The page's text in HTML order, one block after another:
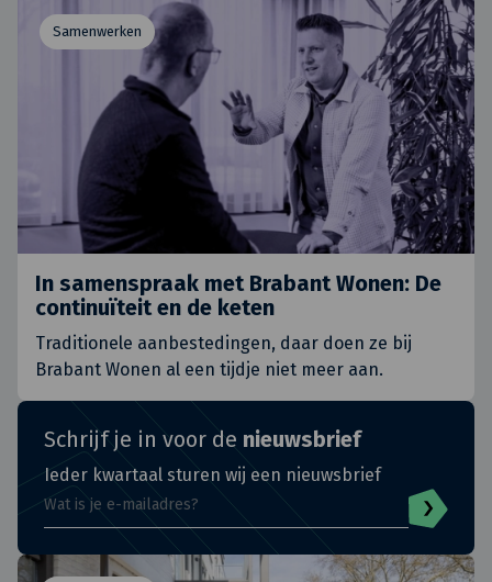
Samenwerken
In samenspraak met Brabant Wonen: De
continuïteit en de keten
Traditionele aanbestedingen, daar doen ze bij
Brabant Wonen al een tijdje niet meer aan.
Schrijf je in voor de nieuwsbrief
Ieder kwartaal sturen wij een nieuwsbrief